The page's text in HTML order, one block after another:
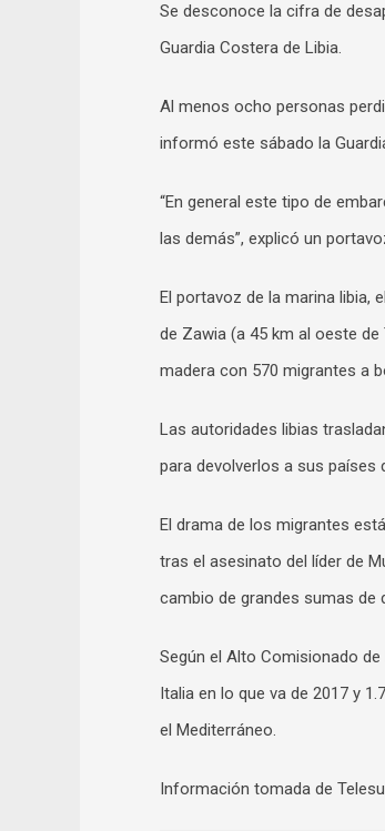
Se desconoce la cifra de
Guardia Costera de Libia.
Al menos ocho personas
informó este sábado la
“En general este tipo de
las demás”, explicó un
El portavoz de la marina libia,
de Zawia (a 45 km al oeste
madera con 570 migrantes a
Las autoridades libias
para devolverlos a sus países
El drama de los migrantes
tras el asesinato del líder de
cambio de grandes sumas de
Según el Alto Comisionado
Italia en lo que va de 2017 y
el Mediterráneo.
Información tomada de